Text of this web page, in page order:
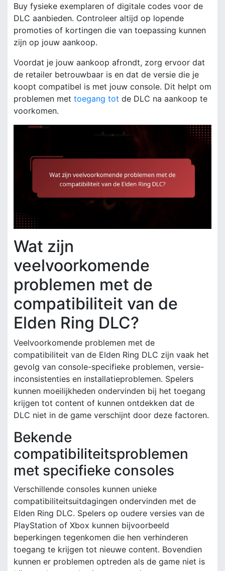
Buy fysieke exemplaren of digitale codes voor de
DLC aanbieden. Controleer altijd op lopende
promoties of kortingen die van toepassing kunnen
zijn op jouw aankoop.
Voordat je jouw aankoop afrondt, zorg ervoor dat
de retailer betrouwbaar is en dat de versie die je
koopt compatibel is met jouw console. Dit helpt om
problemen met toegang tot de DLC na aankoop te
voorkomen.
Wat zijn
veelvoorkomende
problemen met de
compatibiliteit van de
Elden Ring DLC?
Veelvoorkomende problemen met de
compatibiliteit van de Elden Ring DLC zijn vaak het
gevolg van console-specifieke problemen, versie-
inconsistenties en installatieproblemen. Spelers
kunnen moeilijkheden ondervinden bij het toegang
krijgen tot content of kunnen ontdekken dat de
DLC niet in de game verschijnt door deze factoren.
Bekende
compatibiliteitsproblemen
met specifieke consoles
Verschillende consoles kunnen unieke
compatibiliteitsuitdagingen ondervinden met de
Elden Ring DLC. Spelers op oudere versies van de
PlayStation of Xbox kunnen bijvoorbeeld
beperkingen tegenkomen die hen verhinderen
toegang te krijgen tot nieuwe content. Bovendien
kunnen er problemen optreden als de game niet is